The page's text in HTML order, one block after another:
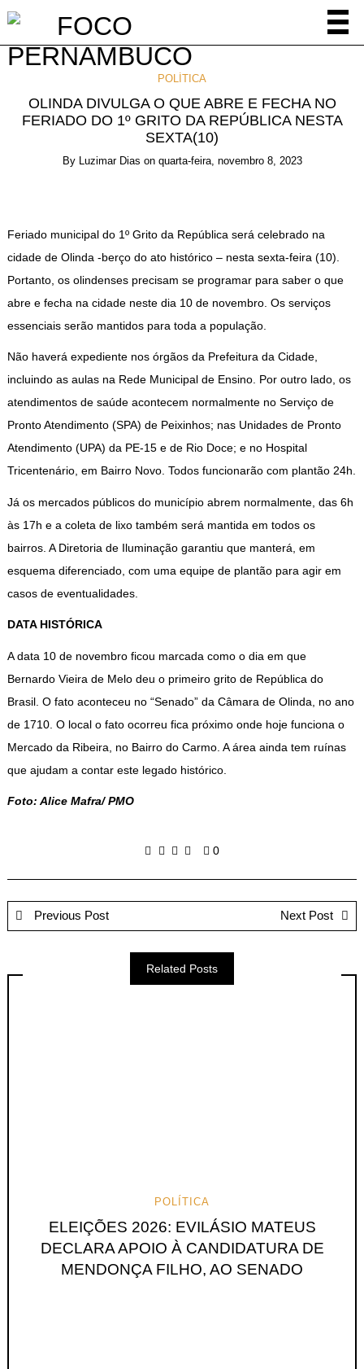
POLÍTICA
OLINDA DIVULGA O QUE ABRE E FECHA NO
FERIADO DO 1º GRITO DA REPÚBLICA NESTA
SEXTA(10)
By Luzimar Dias on quarta-feira, novembro 8, 2023
Feriado municipal do 1º Grito da República será celebrado na
cidade de Olinda -berço do ato histórico – nesta sexta-feira (10).
Portanto, os olindenses precisam se programar para saber o que
abre e fecha na cidade neste dia 10 de novembro. Os serviços
essenciais serão mantidos para toda a população.
Não haverá expediente nos órgãos da Prefeitura da Cidade,
incluindo as aulas na Rede Municipal de Ensino. Por outro lado, os
atendimentos de saúde acontecem normalmente no Serviço de
Pronto Atendimento (SPA) de Peixinhos; nas Unidades de Pronto
Atendimento (UPA) da PE-15 e de Rio Doce; e no Hospital
Tricentenário, em Bairro Novo. Todos funcionarão com plantão 24h.
Já os mercados públicos do município abrem normalmente, das 6h
às 17h e a coleta de lixo também será mantida em todos os
bairros. A Diretoria de Iluminação garantiu que manterá, em
esquema diferenciado, com uma equipe de plantão para agir em
casos de eventualidades.
DATA HISTÓRICA
A data 10 de novembro ficou marcada como o dia em que
Bernardo Vieira de Melo deu o primeiro grito de República do
Brasil. O fato aconteceu no “Senado” da Câmara de Olinda, no ano
de 1710. O local o fato ocorreu fica próximo onde hoje funciona o
Mercado da Ribeira, no Bairro do Carmo. A área ainda tem ruínas
que ajudam a contar este legado histórico.
Foto: Alice Mafra/ PMO
0
Previous Post Next Post
Related Posts
POLÍTICA
ELEIÇÕES 2026: EVILÁSIO MATEUS
DECLARA APOIO À CANDIDATURA DE
MENDONÇA FILHO, AO SENADO